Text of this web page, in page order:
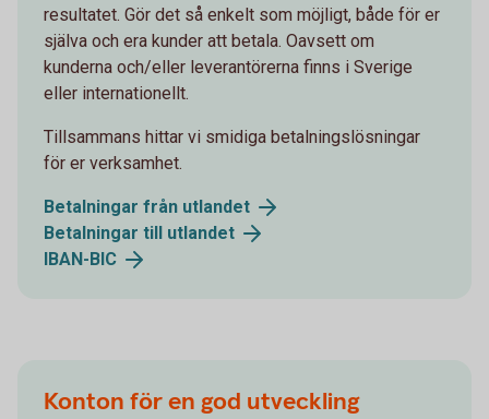
resultatet. Gör det så enkelt som möjligt, både för er
själva och era kunder att betala. Oavsett om
kunderna och/eller leverantörerna finns i Sverige
eller internationellt.
Tillsammans hittar vi smidiga betalningslösningar
för er verksamhet.
Betalningar från utlandet
Betalningar till utlandet
IBAN-BIC
Konton för en god utveckling